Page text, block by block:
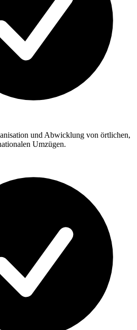
und Abwicklung von örtlichen,
Umzügen.